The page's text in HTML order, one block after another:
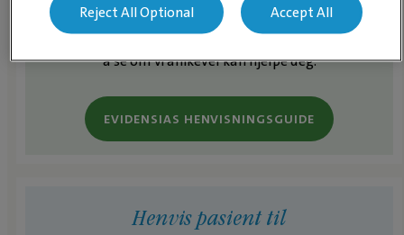
henvisningsområder du ikke finner i guiden, er
du hjertelig velkommen til å kontakte oss for
å se om vi allikevel kan hjelpe deg.
EVIDENSIAS HENVISNINGSGUIDE
Henvis pasient til
Reject All Optional Accept All